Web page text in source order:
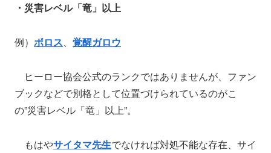
・災害レベル「竜」以上
例） ボロス、 覚醒ガロウ
ヒーロー協会公式のランクではありませんが、ファン
ブックなどで別格として位置づけられているのがこ
の”災害レベル「竜」以上”。
もはやサイタマ先生でなければ対処不能な存在、サイ